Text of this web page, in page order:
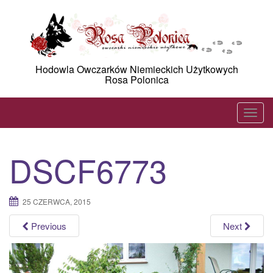
Hodowla Owczarków Niemieckich Użytkowych
Rosa Polonica
T
o
v
i
g
DSCF6773
25 CZERWCA, 2015
Previous Next